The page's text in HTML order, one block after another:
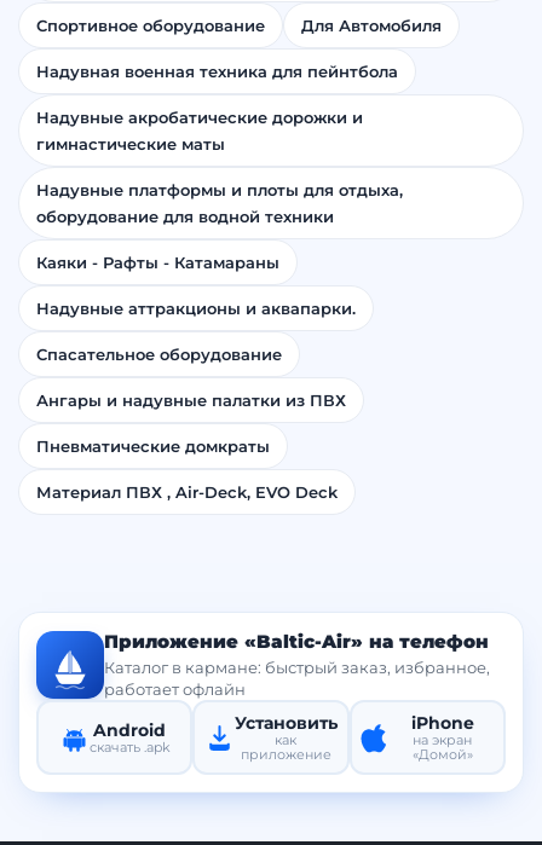
Спортивное оборудование Для Автомобиля
Надувная военная техника для пейнтбола
Надувные акробатические дорожки и
гимнастические маты
Надувные платформы и плоты для отдыха,
оборудование для водной техники
Каяки - Рафты - Катамараны
Надувные аттракционы и аквапарки.
Спасательное оборудование
Ангары и надувные палатки из ПВХ
Пневматические домкраты
Материал ПВХ , Air-Deck, EVO Deck
Приложение «Baltic-Air» на телефон
Каталог в кармане: быстрый заказ, избранное,
работает офлайн
Android
скачать .apk
Установить
как
приложение
iPhone
на экран
«Домой»